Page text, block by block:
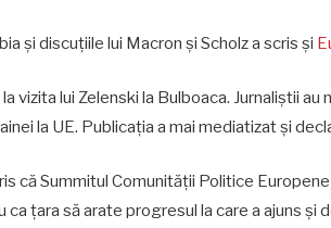
și discuțiile lui Macron și Scholz a scris și
vizita lui Zelenski la Bulboaca. Jurnaliștii
la UE. Publicația a mai mediatizat și
că Summitul Comunității Politice
ca țara să arate progresul la care a ajuns și